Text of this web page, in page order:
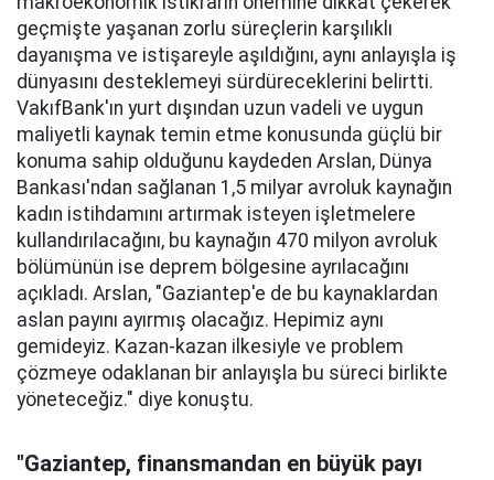
geçmişte yaşanan zorlu süreçlerin karşılıklı
dayanışma ve istişareyle aşıldığını, aynı anlayışla iş
dünyasını desteklemeyi sürdüreceklerini belirtti.
VakıfBank'ın yurt dışından uzun vadeli ve uygun
maliyetli kaynak temin etme konusunda güçlü bir
konuma sahip olduğunu kaydeden Arslan, Dünya
Bankası'ndan sağlanan 1,5 milyar avroluk kaynağın
kadın istihdamını artırmak isteyen işletmelere
kullandırılacağını, bu kaynağın 470 milyon avroluk
bölümünün ise deprem bölgesine ayrılacağını
açıkladı. Arslan, "Gaziantep'e de bu kaynaklardan
aslan payını ayırmış olacağız. Hepimiz aynı
gemideyiz. Kazan-kazan ilkesiyle ve problem
çözmeye odaklanan bir anlayışla bu süreci birlikte
yöneteceğiz." diye konuştu.
"Gaziantep, finansmandan en büyük payı